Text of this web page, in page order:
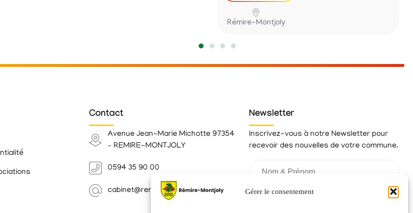
Gérer le consentement
Rémire-Montjoly
Contact
Avenue Jean-Marie Michotte 97354
– REMIRE-MONTJOLY
0594 35 90 00
cabinet@remiremontjoly.fr
Newsletter
Inscrivez-vous à notre Newsletter pour
recevoir des nouvelles de votre commune.